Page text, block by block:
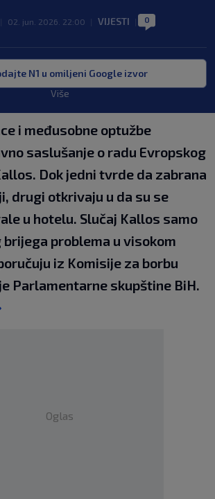
02. jun. 2026. 22:00 VIJESTI 0
N1 u omiljeni Google izvor
Više
i međusobne optužbe
saslušanje o radu Evropskog
Dok jedni tvrde da zabrana
drugi otkrivaju u da su se
u hotelu. Slučaj Kallos samo
problema u visokom
iz Komisije za borbu
Parlamentarne skupštine BiH.
Oglas